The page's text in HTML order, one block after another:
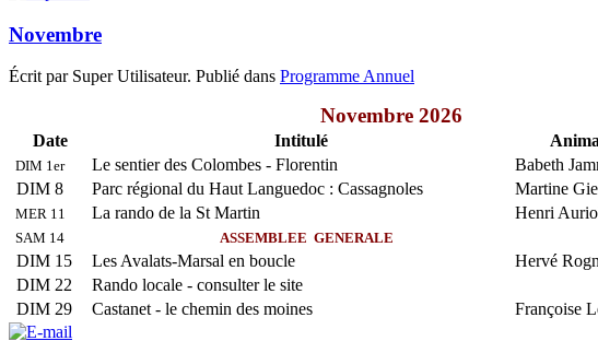
Novembre
Écrit par Super Utilisateur. Publié dans Programme Annuel
Novembre 2026
Date Intitulé
DIM 1er Le sentier des Colombes - Florentin Babeth
DIM 8
Parc régional du Haut Languedoc : Cassagnoles Martine
MER 11 La rando de la St Martin Henri
SAM 14 ASSEMBLEE GENERALE
DIM 15 Les Avalats-Marsal en boucle Hervé
DIM 22
Rando locale - consulter le site
DIM 29
Castanet - le chemin des moines Françoise